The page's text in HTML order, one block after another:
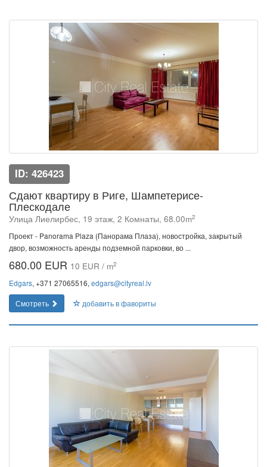
ID: 426423
Сдают квартиру в Риге, Шампетерисе-
Плескодале
Улица Лиелирбес, 19 этаж, 2 Комнаты, 68.00m2
Проект - Panorama Plaza (Панорама Плаза), новостройка, закрытый
двор, возможность аренды подземной парковки, во ...
680.00 EUR 10 EUR / m2
Edgars, +371 27065516, edgars@cityreal.lv
Смотреть
добавить в фавориты